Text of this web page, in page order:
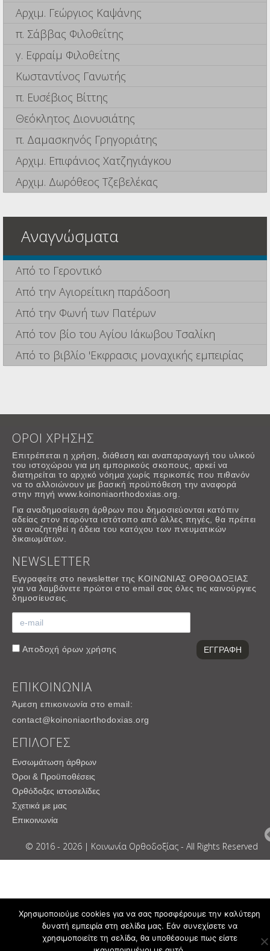
Αρχιμ. Γεώργιος Καψάνης
π. Σάββας Φιλοθεΐτης
γ. Εφραίμ Φιλοθεΐτης
Κωσταντίνος Γανωτής
π. Ευσέβιος Βίττης
Θεόκλητος Διονυσιάτης
π. Δαμασκηνός Γρηγοριάτης
Αρχιμ. Επιφάνιος Χατζηγιάγκου
Αρχιμ. Δωρόθεος Τζεβελέκας
Αναγνώσματα
Από το Γεροντικό
Από την Αγιορείτικη παράδοση
Από την Φωνή των Πατέρων
Από τον βίο του Αγίου Ιάκωβου Τσαλίκη
Από το βιβλίο 'Εκφρασις μοναχικής εμπειρίας
ΟΡΟΙ ΧΡΗΣΗΣ
Επιτρέπεται η χρήση, διάθεση και αναπαραγωγή του υλικού
του ιστοχώρου για μη εμπορικούς σκοπους, αρκεί να
διατηρείται το αρχικό νόημα χωρίς περικοπές που πιθανόν
να το αλλοιώνουν με βασική προϋπόθεση την αναφορά
στην πηγή www.koinoniaorthodoxias.org.
Για αναδημοσίευση άρθρων που δημοσιεύονται κατόπιν
αδείας στον παρόντα ιστότοπο από άλλες πηγές, θα πρέπει
να αναζητηθεί η άδεια του κατόχου των πνευματικών
δικαιωμάτων.
NEWSLETTER
Εγγραφείτε στο newsletter της ΚΟΙΝΩΝΙΑΣ ΟΡΘΟΔΟΞΙΑΣ
για να λαμβάνετε πρώτοι στο email σας όλες τις καινούργιες
δημοσίευσεις.
Αποδοχή όρων χρήσης
ΕΠΙΚΟΙΝΩΝΙΑ
Άμεση επικοινωνία στο email:
contact@koinoniaorthodoxias.org
ΕΠΙΛΟΓΕΣ
Ενσωμάτωση άρθρων
Όροι & Προϋποθέσεις
Ορθόδοξες ιστοσελίδες
Σχετικά με μας
Επικοινωνία
© 2016 - 2026 | Κοινωνία Ορθοδοξίας - All Rights Reserved
Χρησιμοποιούμε cookies για να σας προσφέρουμε την καλύτερη
δυνατή εμπειρία στη σελίδα μας. Εάν συνεχίσετε να
χρησιμοποιείτε τη σελίδα, θα υποθέσουμε πως είστε